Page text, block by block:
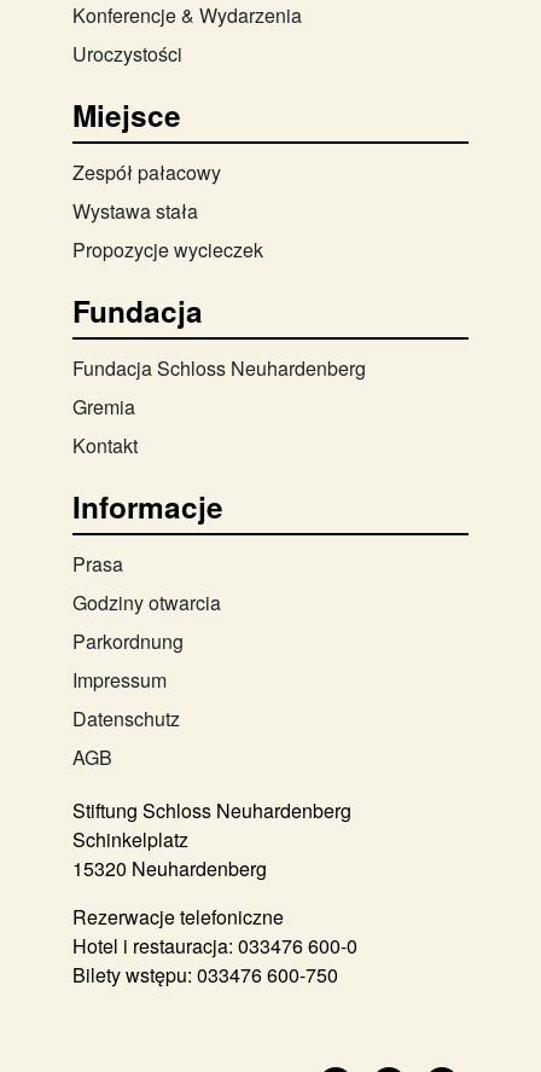
Konferencje & Wydarzenia
Uroczystości
Miejsce
Zespół pałacowy
Wystawa stała
Propozycje wycieczek
Fundacja
Fundacja Schloss Neuhardenberg
Gremia
Kontakt
Informacje
Prasa
Godziny otwarcia
Parkordnung
Impressum
Datenschutz
AGB
Stiftung Schloss Neuhardenberg
Schinkelplatz
15320 Neuhardenberg
Rezerwacje telefoniczne
Hotel i restauracja: 033476 600-0
Bilety wstępu: 033476 600-750